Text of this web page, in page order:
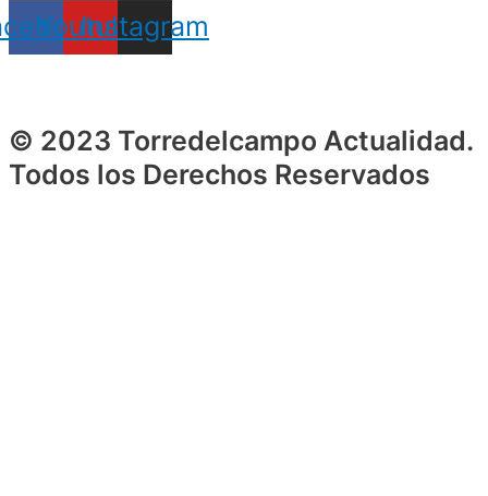
Youtube
Instagram
© 2023 Torredelcampo Actualidad.
Todos los Derechos Reservados